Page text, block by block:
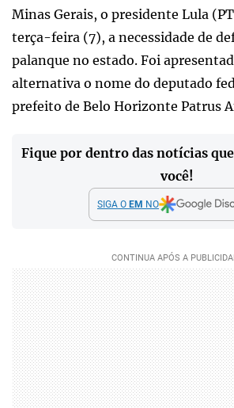
Minas Gerais, o presidente Lula
terça-feira (7), a necessidade de
palanque no estado. Foi
alternativa o nome do deputado
prefeito de Belo Horizonte Patrus
Fique por dentro das notícias
você!
SIGA O EM NO